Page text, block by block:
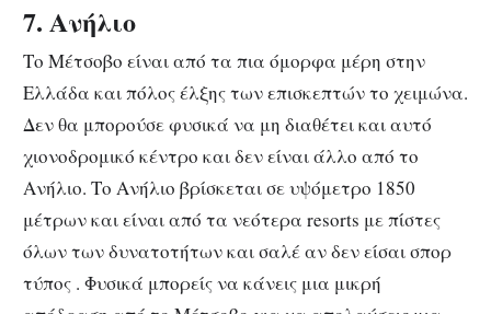
7. Ανήλιο
Το Μέτσοβο είναι από τα πια όμορφα μέρη στην
Ελλάδα και πόλος έλξης των επισκεπτών το χειμώνα.
Δεν θα μπορούσε φυσικά να μη διαθέτει και αυτό
χιονοδρομικό κέντρο και δεν είναι άλλο από το
Ανήλιο. Το Ανήλιο βρίσκεται σε υψόμετρο 1850
μέτρων και είναι από τα νεότερα resorts με πίστες
όλων των δυνατοτήτων και σαλέ αν δεν είσαι σπορ
τύπος . Φυσικά μπορείς να κάνεις μια μικρή